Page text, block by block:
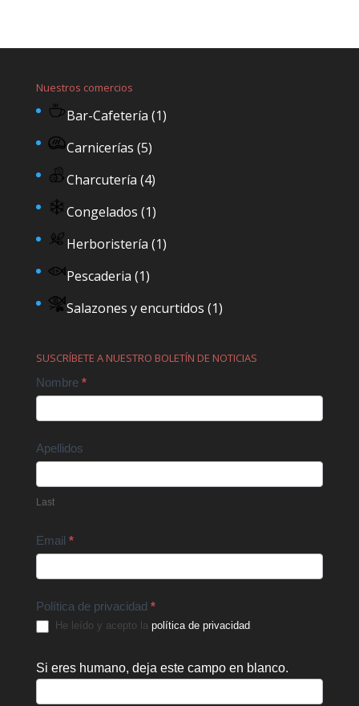
Nuestros comercios
Bar-Cafetería (1)
Carnicerías (5)
Charcutería (4)
Congelados (1)
Herboristería (1)
Pescaderia (1)
Salazones y encurtidos (1)
SUSCRÍBETE A NUESTRO BOLETÍN DE NOTICIAS
Contact
Nombre *
Apellidos
Last
Email *
Política de privacidad *
He leído y acepto la política de privacidad.
Si eres humano, deja este campo en blanco.